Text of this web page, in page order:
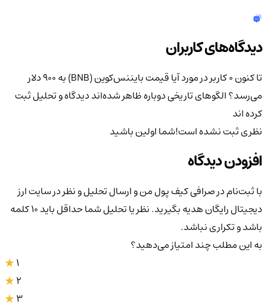
دیدگاه‌های کاربران
تا کنون 0 کاربر در مورد
آیا قیمت بایننس‌کوین (BNB) به ۹۰۰ دلار
می‌رسد؟ الگوهای تاریخی دوباره ظاهر شده‌انددیدگاه و تحلیل ثبت
کرده اند
نظری ثبت نشده است!شما اولین باشید
افزودن دیدگاه
با ثبت‌نام در صرافی کیف پول من و ارسال تحلیل و نظر در سایت ارز
دیجیتال رایگان هدیه بگیرید. نظر یا تحلیل شما حداقل باید ۱۰ کلمه
باشد و تکراری نباشد.
به این مطلب چند امتیاز می‌دهید؟
3